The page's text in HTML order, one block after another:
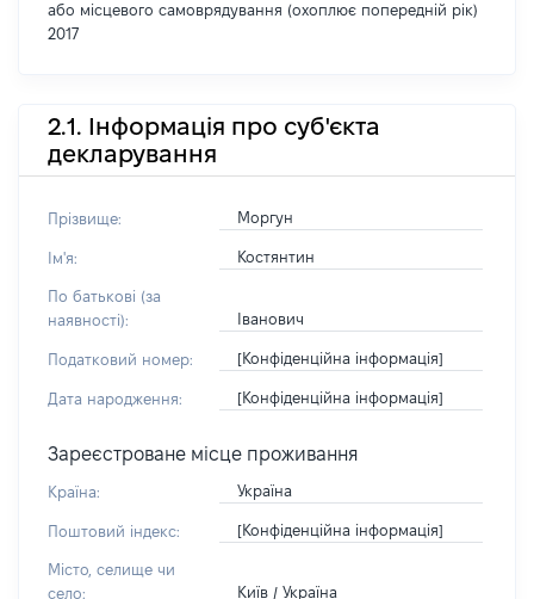
або місцевого самоврядування (охоплює попередній рік)
2017
2.1. Інформація про суб'єкта
декларування
Прізвище: Моргун
Ім'я: Костянтин
По батькові (за
наявності):
Іванович
Податковий номер: [Конфіденційна інформація]
Дата народження: [Конфіденційна інформація]
Зареєстроване місце проживання
Країна: Україна
Поштовий індекс: [Конфіденційна інформація]
Місто, селище чи
село:
Київ / Україна